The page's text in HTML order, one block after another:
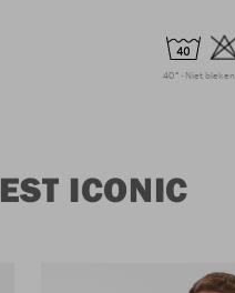
40° Niet bleken
ICONIC